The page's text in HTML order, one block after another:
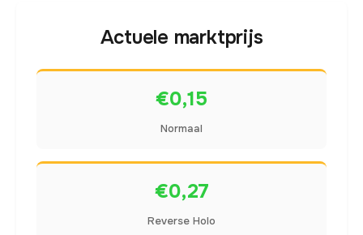
Actuele marktprijs
€0,15
Normaal
€0,27
Reverse Holo